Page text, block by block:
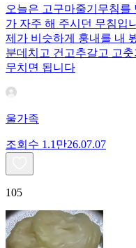
오늘은 고구마줄기무침
가 자주 해 주시던 무침입
제가 비슷하게 훙내를 내
분데치고 건고추갈고 고
무치면 됩니다
울가족
조회수 1.1만26.07.07
105